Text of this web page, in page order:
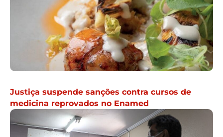
Justiça suspende sanções contra cursos de
medicina reprovados no Enamed